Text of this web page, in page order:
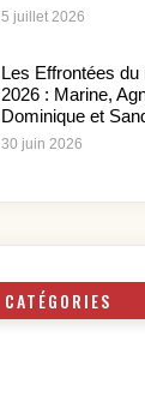
5 juillet 2026
Les Effrontées du
2026 : Marine,
Dominique et
30 juin 2026
CATÉGORIES